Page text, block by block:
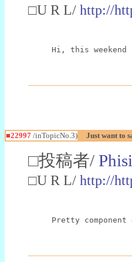
□U R L/ http://
Hi, this
■22997 /inTopicNo.3) Just want to
□投稿者/
□U R L/ http://
Pretty